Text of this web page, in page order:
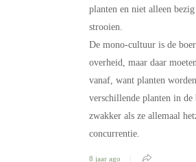
planten en niet alleen
strooien.
De mono-cultuur is de
overheid, maar daar
vanaf, want planten
verschillende planten in de
zwakker als ze allemaal
concurrentie.
8 jaar ago